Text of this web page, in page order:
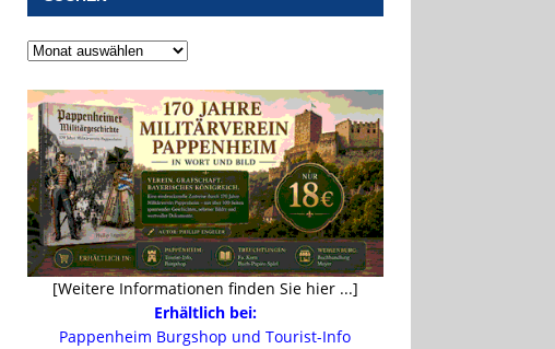
[Weitere Informationen finden Sie hier ...]
Erhältlich bei:
Pappenheim Burgshop und Tourist-Info